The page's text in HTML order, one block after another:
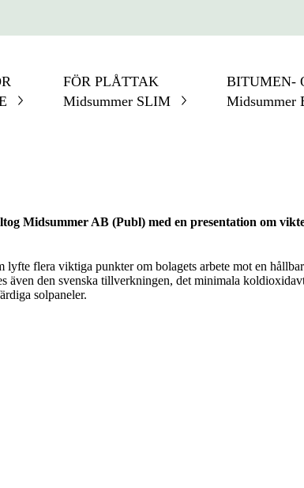
FÖR PLÅTTAK
Midsummer SLIM
BITUMEN-
Midsummer
Midsummer AB (Publ) med en presentation om
flera viktiga punkter om bolagets arbete mot en
även den svenska tillverkningen, det minimala
solpaneler.